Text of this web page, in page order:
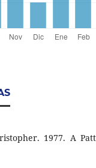
1977. A